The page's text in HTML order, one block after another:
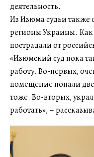
деятельность.
Из Изюма судьи также
регионы Украины. Как
пострадали от
«Изюмский суд пока
работу. Во-первых,
помещение попали
тоже. Во-вторых,
работать», –